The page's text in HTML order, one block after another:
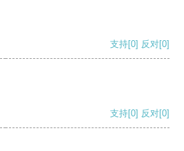
支持[0] 反对[0]
支持[0] 反对[0]